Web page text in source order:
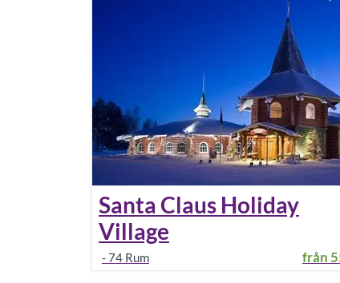
Santa Claus Holiday
Village
-74 Rum från